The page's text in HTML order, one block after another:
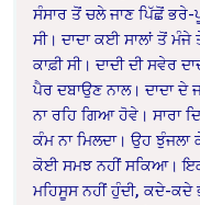
ਸੰਸਾਰ ਤੋਂ ਚਲੇ ਜਾਣ ਪਿੱਛੋਂ
ਸੀ। ਦਾਦਾ ਕਈ ਸਾਲਾਂ ਤੋਂ ਮੰਜੇ
ਕਾਫ਼ੀ ਸੀ। ਦਾਦੀ ਦੀ ਸਵੇਰ
ਪੈਰ ਦਬਾਉਣ ਨਾਲ। ਦਾਦਾ
ਨਾ ਰਹਿ ਗਿਆ ਹੋਵੇ। ਸਾਰਾ
ਕੰਮ ਨਾ ਮਿਲਦਾ। ਉਹ ਝੁੰਜਲਾ
ਕੋਈ ਸਮਝ ਨਹੀਂ ਸਕਿਆ।
ਮਹਿਸੂਸ ਨਹੀਂ ਹੁੰਦੀ, ਕਦੇ-ਕਦੇ